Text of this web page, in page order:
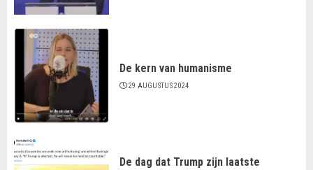
De kern van humanisme
29 AUGUSTUS 2024
De dag dat Trump zijn laatste